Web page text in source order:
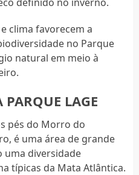
clima favorecem a
no Parque
natural em meio à
LAGE
pés do Morro do
é uma área de grande
uma diversidade
típicas da Mata Atlântica.